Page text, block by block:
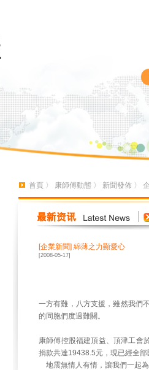
首頁 〉 康師傅動態 〉 新聞發佈 〉
[企業新聞] 綿薄之力顯愛心
[2008-05-17]
一方有難，八方支援，雖然我們
的同胞們度過難關。
康師傅控股福建頂益、頂津工會
捐款共達19438.5元，現已經全
地震無情人有情，讓我們一起